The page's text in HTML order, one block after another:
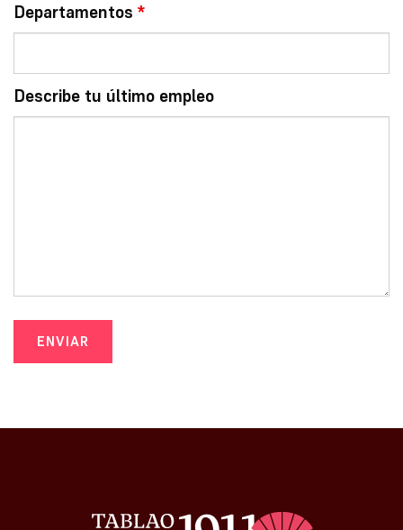
Departamentos *
Describe tu último empleo